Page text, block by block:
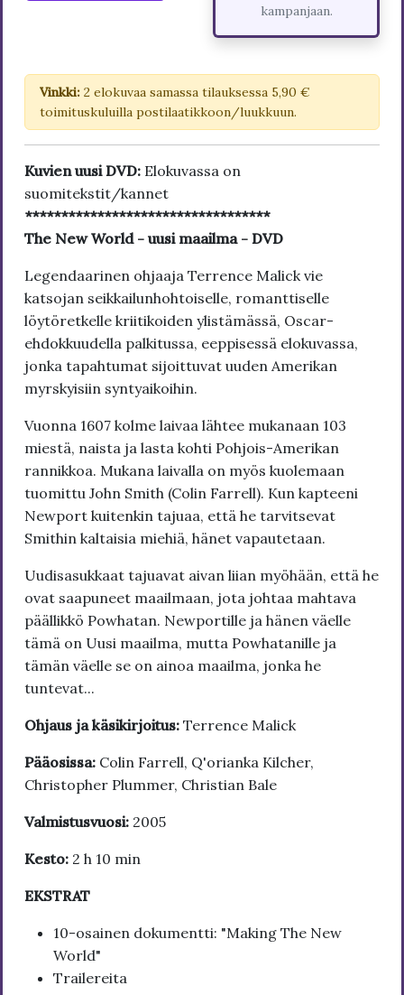
kampanjaan.
Vinkki: 2 elokuvaa samassa tilauksessa 5,90 €
toimituskuluilla postilaatikkoon/luukkuun.
Kuvien uusi DVD: Elokuvassa on
suomitekstit/kannet
**********************************
The New World - uusi maailma - DVD
Legendaarinen ohjaaja Terrence Malick vie
katsojan seikkailunhohtoiselle, romanttiselle
löytöretkelle kriitikoiden ylistämässä, Oscar-
ehdokkuudella palkitussa, eeppisessä elokuvassa,
jonka tapahtumat sijoittuvat uuden Amerikan
myrskyisiin syntyaikoihin.
Vuonna 1607 kolme laivaa lähtee mukanaan 103
miestä, naista ja lasta kohti Pohjois-Amerikan
rannikkoa. Mukana laivalla on myös kuolemaan
tuomittu John Smith (Colin Farrell). Kun kapteeni
Newport kuitenkin tajuaa, että he tarvitsevat
Smithin kaltaisia miehiä, hänet vapautetaan.
Uudisasukkaat tajuavat aivan liian myöhään, että he
ovat saapuneet maailmaan, jota johtaa mahtava
päällikkö Powhatan. Newportille ja hänen väelle
tämä on Uusi maailma, mutta Powhatanille ja
tämän väelle se on ainoa maailma, jonka he
tuntevat...
Ohjaus ja käsikirjoitus: Terrence Malick
Pääosissa: Colin Farrell, Q'orianka Kilcher,
Christopher Plummer, Christian Bale
Valmistusvuosi: 2005
Kesto: 2 h 10 min
EKSTRAT
10-osainen dokumentti: "Making The New
World"
Trailereita